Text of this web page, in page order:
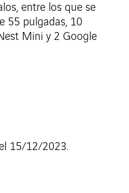
entre los que se
55 pulgadas, 10
Mini y 2 Google
15/12/2023.